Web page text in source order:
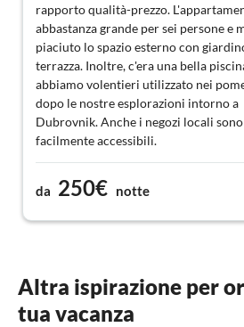
rapporto qualità-prezzo.
abbastanza grande per sei persone e
piaciuto lo spazio esterno con
terrazza. Inoltre, c'era una bella
abbiamo volentieri utilizzato nei
dopo le nostre esplorazioni intorno a
Dubrovnik. Anche i negozi locali sono
facilmente accessibili.
da 250€ notte
Altra ispirazione per
tua vacanza